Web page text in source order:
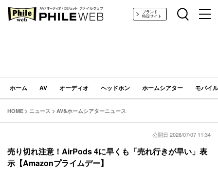
PHILE WEB｜AV/オーディオ/ガジェットブランド
特設サイト
ホーム AV オーディオ ヘッドホン ホームシアター モバイ
HOME > ニュース > AV&ホームシアターニュース
公開日 2026/07/07 11:34
売り切れ注意！AirPods 4に早くも「売れ行きが早い」表
示【Amazonプライムデー】